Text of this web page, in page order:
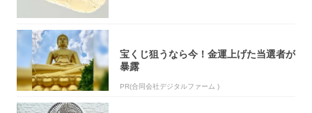
宝くじ狙うなら今！金運上げた当選者が
暴露
PR(合同会社デジタルファーム )